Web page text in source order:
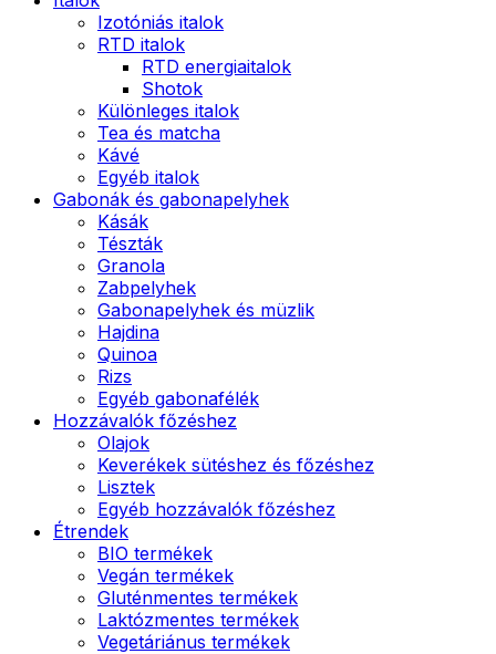
Izotóniás italok
RTD italok
RTD energiaitalok
Shotok
Különleges italok
Tea és matcha
Kávé
Egyéb italok
Gabonák és gabonapelyhek
Kásák
Tészták
Granola
Zabpelyhek
Gabonapelyhek és müzlik
Hajdina
Quinoa
Rizs
Egyéb gabonafélék
Hozzávalók főzéshez
Olajok
Keverékek sütéshez és főzéshez
Lisztek
Egyéb hozzávalók főzéshez
Étrendek
BIO termékek
Vegán termékek
Gluténmentes termékek
Laktózmentes termékek
Vegetáriánus termékek